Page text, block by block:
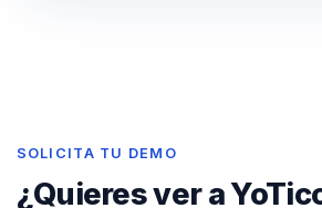
SOLICITA TU DEMO
¿Quieres ver a